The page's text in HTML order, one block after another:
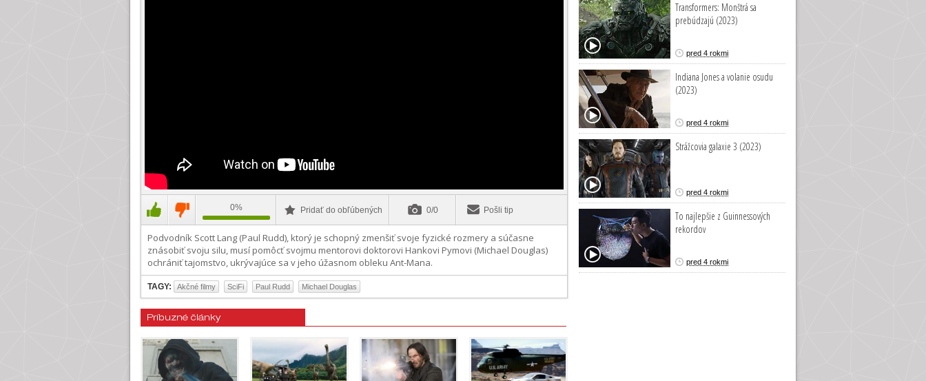
0% Pridať do obľúbených 0/0 Pošli tip
Podvodník Scott Lang (Paul Rudd), ktorý je schopný zmenšiť svoje fyzické rozmery a súčasne
znásobiť svoju silu, musí pomôcť svojmu mentorovi doktorovi Hankovi Pymovi (Michael Douglas)
ochrániť tajomstvo, ukrývajúce sa v jeho úžasnom obleku Ant-Mana.
TAGY: Akčné filmy SciFi Paul Rudd Michael Douglas
Príbuzné články
Transformers: Monštrá sa
prebúdzajú (2023)
pred 4 rokmi
Indiana Jones a volanie osudu
(2023)
pred 4 rokmi
Strážcovia galaxie 3 (2023)
pred 4 rokmi
To najlepšie z Guinnessových
rekordov
pred 4 rokmi